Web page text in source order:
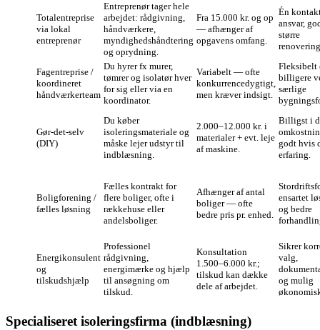
Totalentreprise
via lokal
entreprenør
Entreprenør tager hele
arbejdet: rådgivning,
håndværkere,
myndighedshåndtering
og oprydning.
Fra 15.000 kr. og op
— afhænger af
opgavens omfang.
Én
ansvar,
større
Fagentreprise /
koordineret
håndværkerteam
Du hyrer fx murer,
tømrer og isolatør hver
for sig eller via en
koordinator.
Variabelt — ofte
konkurrencedygtigt,
men kræver indsigt.
Fleksibelt
billigere
særlige
Gør‑det‑selv
(DIY)
Du køber
isoleringsmateriale og
måske lejer udstyr til
indblæsning.
2.000–12.000 kr. i
materialer + evt. leje
af maskine.
Billigst i
godt hvis
erfaring.
Boligforening /
fælles løsning
Fælles kontrakt for
flere boliger, ofte i
rækkehuse eller
andelsboliger.
Afhænger af antal
boliger — ofte
bedre pris pr. enhed.
ensartet
og bedre
Energikonsulent
og
tilskudshjælp
Professionel
rådgivning,
energimærke og hjælp
til ansøgning om
tilskud.
Kon­sultation
1.500–6.000 kr.;
tilskud kan dække
dele af arbejdet.
Sikrer
valg,
og mulig
Specialiseret isoleringsfirma (indblæsning)